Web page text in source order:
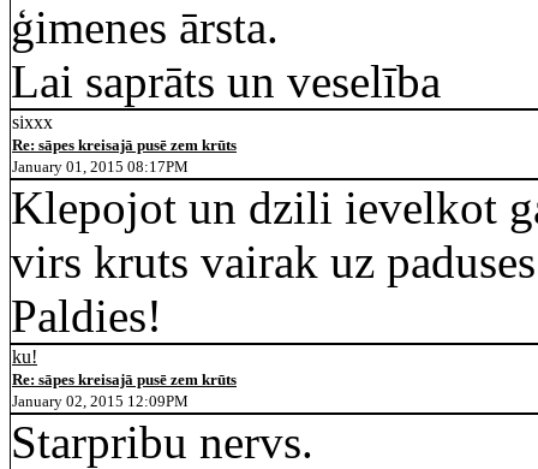
ģimenes ārsta.
Lai saprāts un veselība
sixxx
Re: sāpes kreisajā pusē zem krūts
January 01, 2015 08:17PM
Klepojot un dzili ievelkot
virs kruts vairak uz
Paldies!
ku!
Re: sāpes kreisajā pusē zem krūts
January 02, 2015 12:09PM
Starpribu nervs.